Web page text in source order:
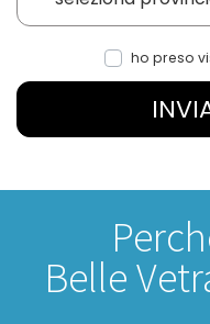
ho preso
Belle